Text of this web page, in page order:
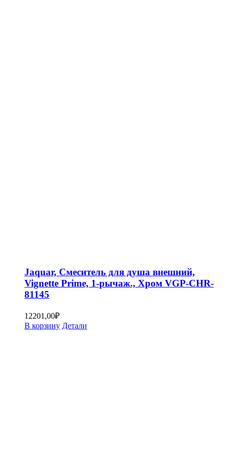
Jaquar, Смеситель для душа внешний,
Vignette Prime, 1-рычаж., Хром VGP-CHR-
81145
12201,00₽
В корзину Детали